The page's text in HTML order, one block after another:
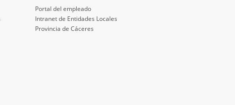
Portal del empleado
Intranet de Entidades Locales
Provincia de Cáceres